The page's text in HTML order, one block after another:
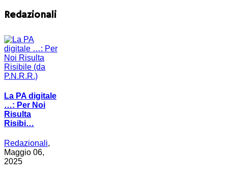
Redazionali
La PA digitale
…: Per Noi
Risulta
Risibi…
Redazionali,
Maggio 06,
2025